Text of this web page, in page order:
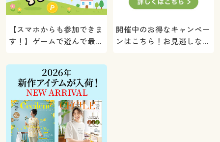
【スマホからも参加できま
す！】ゲームで遊んで最大
ト！
開催中のお得なキャンペー
ンはこちら！お見逃しな